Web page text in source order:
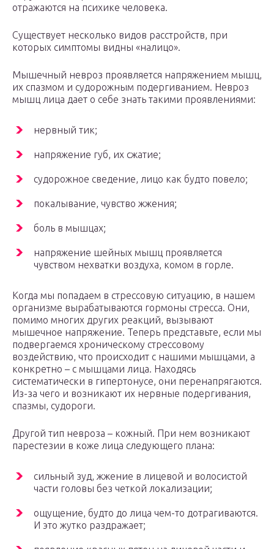
отражаются на психике человека.
Существует несколько видов расстройств, при
которых симптомы видны «налицо».
Мышечный невроз проявляется напряжением мышц,
их спазмом и судорожным подергиванием. Невроз
мышц лица дает о себе знать такими проявлениями:
нервный тик;
напряжение губ, их сжатие;
судорожное сведение, лицо как будто повело;
покалывание, чувство жжения;
боль в мышцах;
напряжение шейных мышц проявляется
чувством нехватки воздуха, комом в горле.
Когда мы попадаем в стрессовую ситуацию, в нашем
организме вырабатываются гормоны стресса. Они,
помимо многих других реакций, вызывают
мышечное напряжение. Теперь представьте, если мы
подвергаемся хроническому стрессовому
воздействию, что происходит с нашими мышцами, а
конкретно – с мышцами лица. Находясь
систематически в гипертонусе, они перенапрягаются.
Из-за чего и возникают их нервные подергивания,
спазмы, судороги.
Другой тип невроза – кожный. При нем возникают
парестезии в коже лица следующего плана:
сильный зуд, жжение в лицевой и волосистой
части головы без четкой локализации;
ощущение, будто до лица чем-то дотрагиваются.
И это жутко раздражает;